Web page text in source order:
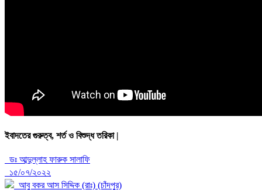
ইবাদতের গুরুত্ব, শর্ত ও বিশুদ্ধ তরিকা |
ডঃ আব্দুল্লাহ ফারুক সালাফি
১৫/০৭/২০২২
আবু বকর আস সিদ্দিক (রাঃ) (চাঁদপুর)